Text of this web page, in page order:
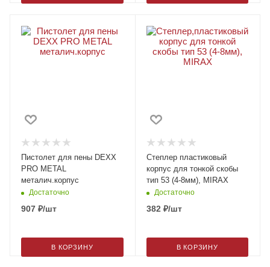
Пистолет для пены DEXX
PRO METAL
металич.корпус
Достаточно
907 ₽/шт
В КОРЗИНУ
Степлер пластиковый
корпус для тонкой скобы
тип 53 (4-8мм), MIRAX
Достаточно
382 ₽/шт
В КОРЗИНУ